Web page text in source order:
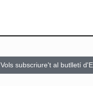
Vols subscriure't al butlletí